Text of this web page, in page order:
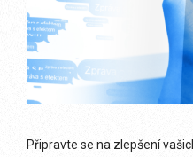
Připravte se na zlepšení